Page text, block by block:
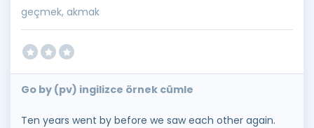
İngilizce Gramer
geçmek, akmak
Go by (pv) ingilizce örnek cümle
Ten years went by before we saw each other again.